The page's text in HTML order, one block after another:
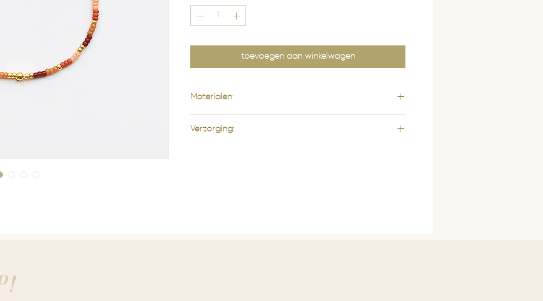
toevoegen aan winkelwagen
Materialen:
Transparant elastiek
Verzorging: